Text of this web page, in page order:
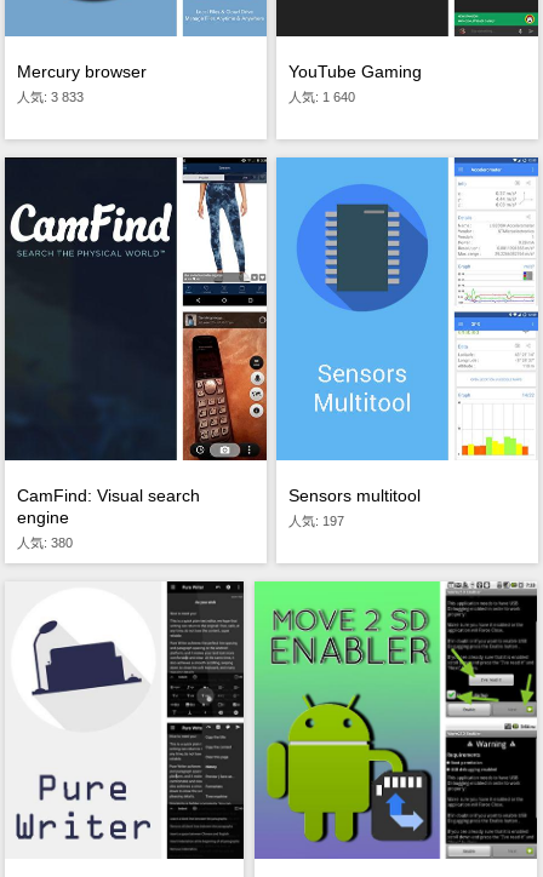
Mercury browser
人気: 3 833
YouTube Gaming
人気: 1 640
CamFind: Visual search
engine
人気: 380
Sensors multitool
人気: 197